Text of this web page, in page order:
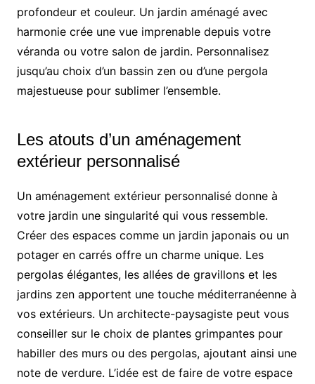
profondeur et couleur. Un jardin aménagé avec
harmonie crée une vue imprenable depuis votre
véranda ou votre salon de jardin. Personnalisez
jusqu’au choix d’un bassin zen ou d’une pergola
majestueuse pour sublimer l’ensemble.
Les atouts d’un aménagement
extérieur personnalisé
Un aménagement extérieur personnalisé donne à
votre jardin une singularité qui vous ressemble.
Créer des espaces comme un jardin japonais ou un
potager en carrés offre un charme unique. Les
pergolas élégantes, les allées de gravillons et les
jardins zen apportent une touche méditerranéenne à
vos extérieurs. Un architecte-paysagiste peut vous
conseiller sur le choix de plantes grimpantes pour
habiller des murs ou des pergolas, ajoutant ainsi une
note de verdure. L’idée est de faire de votre espace